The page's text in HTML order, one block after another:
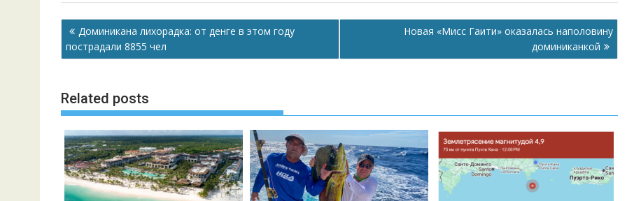
b
o
o
k
l s
A
p
e
n
g
р
а
в
т
ь
Навигация
по
записям
Доминикана лихорадка: от денге в этом году
пострадали 8855 чел
Новая «Мисс Гаити» оказалась наполовину
доминиканкой
Related posts